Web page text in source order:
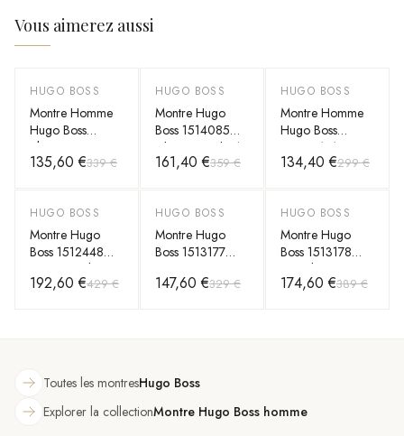
Vous aimerez aussi
-60%
HUGO BOSS
Montre Homme
Hugo Boss
Skymaster Sport
Lux 1513782
135,60 €339 €
-55%
HUGO BOSS
Montre Hugo
Boss 1514085
Chronographe à
Lunette
Noir
161,40 €359 €
-55%
HUGO BOSS
Montre Homme
Hugo Boss
Troper 1514055
bracelet cuir noir
134,40 €299 €
-55%
HUGO BOSS
Montre Hugo
Boss 1512448
avec Bracelet en
Cuir Noir
192,60 €429 €
-55%
HUGO BOSS
Montre Hugo
Boss 1513177
cuir noir façon
147,60 €329 €
-55%
HUGO BOSS
Montre Hugo
Boss 1513178
Bracelet en Cuir
Noir Motif
174,60 €389 €
Toutes les montresHugo Boss
Explorer la collectionMontre Hugo Boss homme